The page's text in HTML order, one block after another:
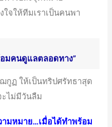
ใจให้ทีมเราเป็นคนพา
มคนดูแลตลอดทาง”
กูฏ ให้เป็นทริปศรัทธาสุด
ไม่มีวันลืม
ามหมาย…เมื่อได้ทำพร้อม